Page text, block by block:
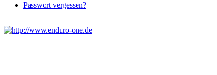
Passwort vergessen?